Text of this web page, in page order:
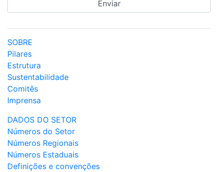
SOBRE
Pilares
Estrutura
Sustentabilidade
Comitês
Imprensa
DADOS DO SETOR
Números do Setor
Números Regionais
Números Estaduais
Definições e convenções